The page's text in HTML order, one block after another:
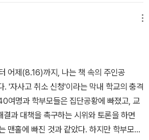
유일한 나의 동지였던 누나와의 추억이 깃
랫동안 방치되어 있던 공사장에서 ‘맨홀’을
께 이곳에서 유년의 추억을 키워 나간다. 그
기 훌쩍 커 버린다. 갑자기 어른이 된 누나.
께 겪은, 서로가 서로에게 이 세상의 유일
는 자신만의 관심사가 생겼고 어려운 책을
의 귀신 놀이 같은 것은 시시해져 버렸다.
게만 남겨졌다. 나는 누나가 없는 긴 오후
렁거렸다. 그리고 누나 나이가 되자 나도 선
를 보여주는 소설을 통해서 자신의 삶을 성
만...성찰의 힘은 그냥 주어지지 않는다. 오
. 홀로가 아니라 함께. 그 점을 소설 속 주인
속 주인공은 가정폭력에 시달린다. 폭력을
로 맞고만 사는 엄마, 여기에 함께 폭력의
, 죽도록 아빠를 증오하게 되는 남매.그런
다. 소방관이던 아빠는 화재 현장에서 사람
. 다른 사람을 구하는 직업을 지닌 아빠, 어
걸어야 하는 아빠가 가족에게는 공포 그
구원의 표상이 집안 사람들에게는 죽음의 표
어제(8.16)까지, 나는 책 속의 주인공
. '자사고 취소 신청'이라는 막내 학교의 충격
여명과 학부모들은 집단공황에 빠졌고, 교
과 대책을 촉구하는 시위와 토론을 하면
맨홀에 빠진 것과 같았다. 하지만 학부모들